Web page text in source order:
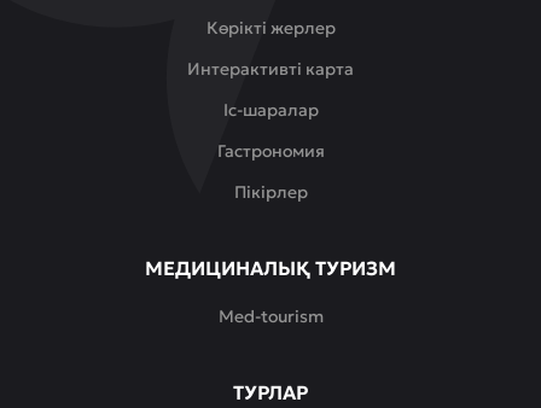
Көрікті жерлер
Интерактивті карта
Іс-шаралар
Гастрономия
Пікірлер
МЕДИЦИНАЛЫҚ ТУРИЗМ
Med-tourism
ТУРЛАР